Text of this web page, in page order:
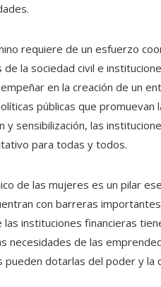
requiere de un esfuerzo
la sociedad civil e
en la creación de un
públicas que
y sensibilización, las
para todas y todos.
de las mujeres es un pilar
con barreras
las instituciones financieras
necesidades de las
dotarlas del poder y la